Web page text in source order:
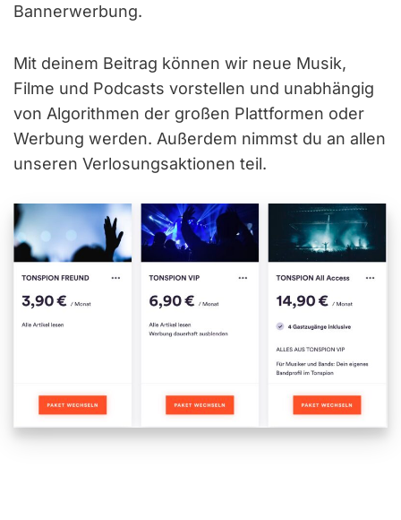
Bannerwerbung.
Mit deinem Beitrag können wir neue Musik,
Filme und Podcasts vorstellen und unabhängig
von Algorithmen der großen Plattformen oder
Werbung werden. Außerdem nimmst du an allen
unseren Verlosungsaktionen teil.